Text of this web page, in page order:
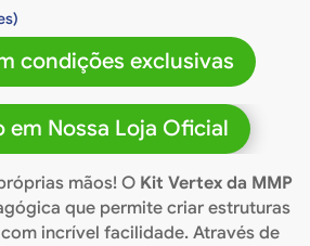
condições exclusivas
em Nossa Loja Oficial
mãos! O Kit Vertex da MMP
que permite criar estruturas
incrível facilidade. Através de